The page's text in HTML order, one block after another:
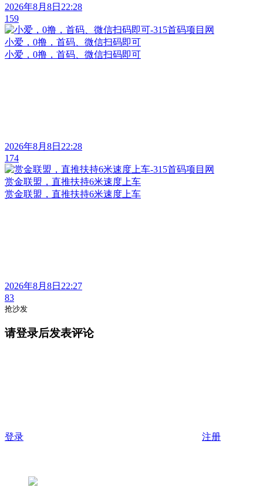
2026年8月8日22:28
159
小爱，0撸，首码、微信扫码即可
小爱，0撸，首码、微信扫码即可
2026年8月8日22:28
174
赏金联盟，直推扶持6米速度上车
赏金联盟，直推扶持6米速度上车
2026年8月8日22:27
83
抢沙发
请登录后发表评论
登录 注册